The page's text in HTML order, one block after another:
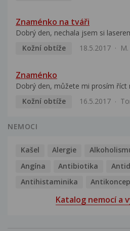
Znaménko na tváři
Dobrý den, nechala jsem si
Kožní obtíže
18.5.2017 M.
Znaménko
Dobrý den, můžete mi prosím říct
Kožní obtíže
16.5.2017
NEMOCI
Kašel Alergie
Angína
Antibiotika
Antihistaminika
Katalog nemocí a